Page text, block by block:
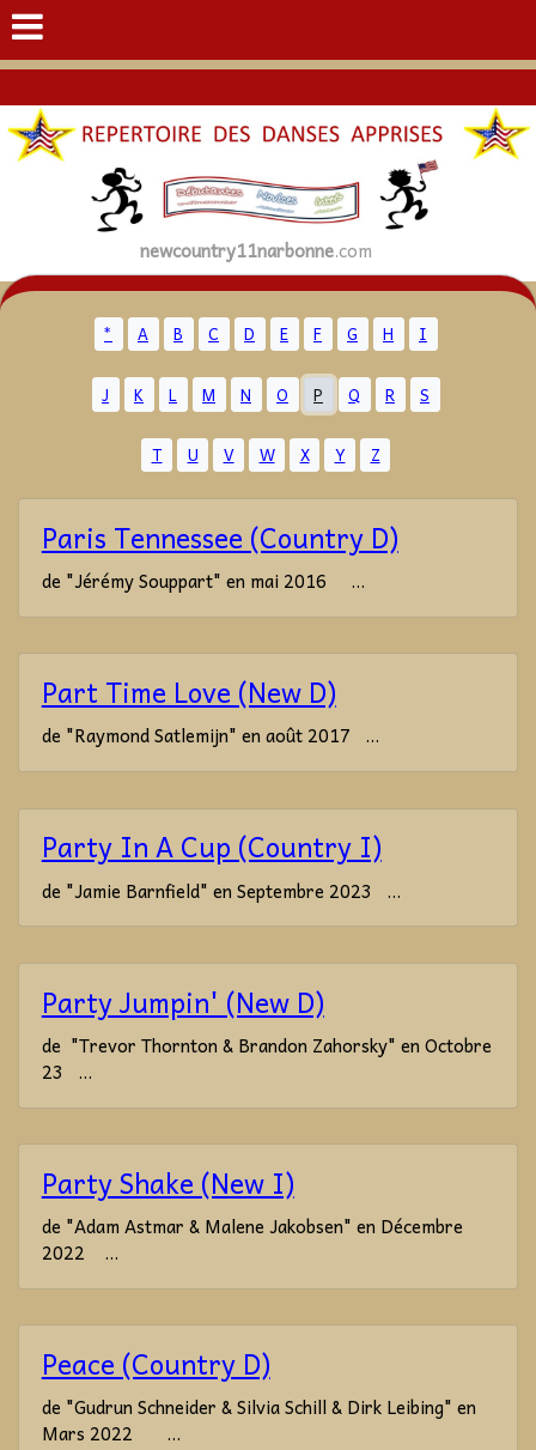
newcountry11narbonne.com
* A B C D E F G H I
J K L M N O P Q R S
T U V W X Y Z
Paris Tennessee (Country D)
de "Jérémy Souppart" en mai 2016 ...
Part Time Love (New D)
de "Raymond Satlemijn" en août 2017 ...
Party In A Cup (Country I)
de "Jamie Barnfield" en Septembre 2023 ...
Party Jumpin' (New D)
de "Trevor Thornton & Brandon Zahorsky" en Octobre
23 ...
Party Shake (New I)
de "Adam Astmar & Malene Jakobsen" en Décembre
2022 ...
Peace (Country D)
de "Gudrun Schneider & Silvia Schill & Dirk Leibing" en
Mars 2022 ...